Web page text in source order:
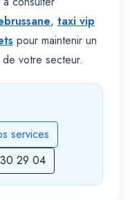
, taxi vip
pour maintenir un
votre secteur.
services
29 04